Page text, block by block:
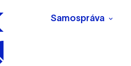
Samospráva